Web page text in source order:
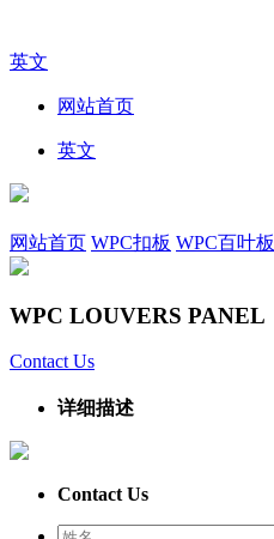
英文
网站首页
英文
网站首页 WPC扣板 WPC百叶板
WPC LOUVERS PANEL
Contact Us
详细描述
Contact Us